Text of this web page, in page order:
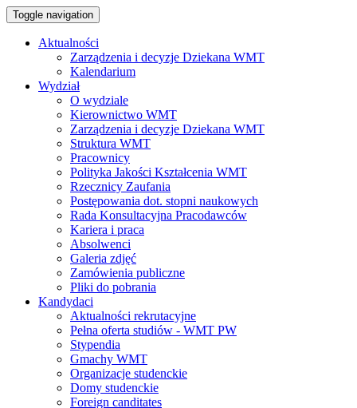
Toggle navigation
Aktualności
Zarządzenia i decyzje Dziekana WMT
Kalendarium
Wydział
O wydziale
Kierownictwo WMT
Zarządzenia i decyzje Dziekana WMT
Struktura WMT
Pracownicy
Polityka Jakości Kształcenia WMT
Rzecznicy Zaufania
Postępowania dot. stopni naukowych
Rada Konsultacyjna Pracodawców
Kariera i praca
Absolwenci
Galeria zdjęć
Zamówienia publiczne
Pliki do pobrania
Kandydaci
Aktualności rekrutacyjne
Pełna oferta studiów - WMT PW
Stypendia
Gmachy WMT
Organizacje studenckie
Domy studenckie
Foreign canditates